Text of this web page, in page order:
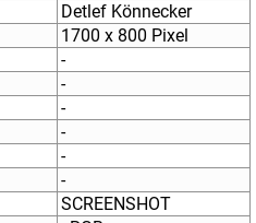
Detlef Könnecker
1700 x 800 Pixel
-
-
-
-
-
-
SCREENSHOT